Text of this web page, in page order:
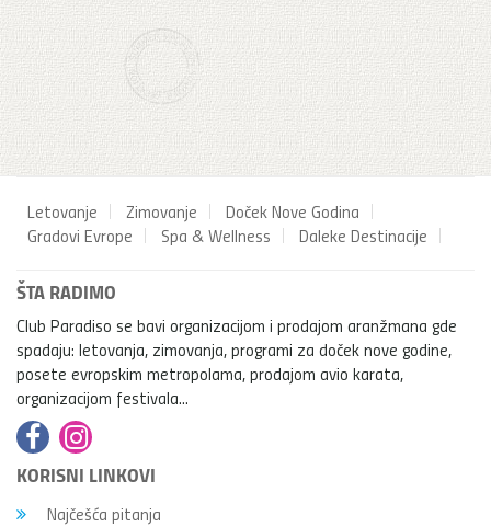
Letovanje Zimovanje
Doček Nove Godina
Gradovi Evrope
Spa & Wellness Daleke Destinacije
ŠTA RADIMO
Club Paradiso se bavi organizacijom i prodajom aranžmana gde
spadaju: letovanja, zimovanja, programi za doček nove godine,
posete evropskim metropolama, prodajom avio karata,
organizacijom festivala...
KORISNI LINKOVI
Najčešća pitanja